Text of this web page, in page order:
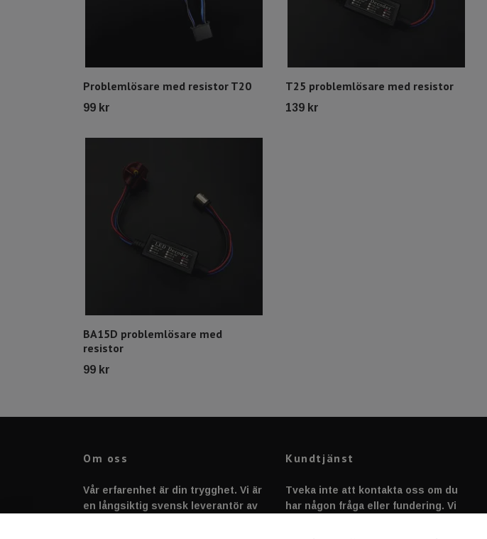
Problemlösare med resistor T20
99 kr
T25 problemlösare med resistor
139 kr
BA15D problemlösare med
resistor
99 kr
Om oss
Vår erfarenhet är din trygghet. Vi är
en långsiktig svensk leverantör av
Kundtjänst
Tveka inte att kontakta oss om du
har någon fråga eller fundering. Vi